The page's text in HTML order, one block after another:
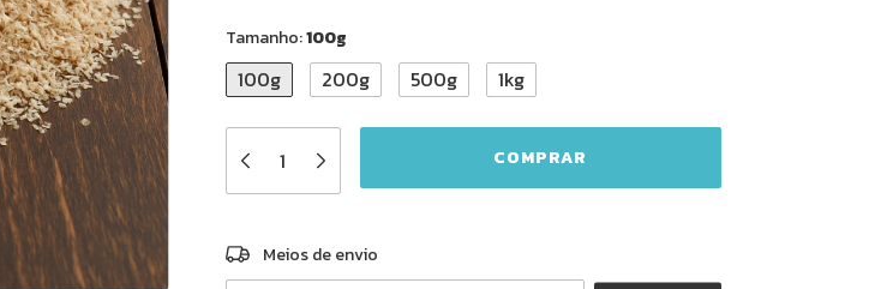
Tamanho:100g
100g 200g 500g 1kg
Entregas para o CEP:
Meios de envio